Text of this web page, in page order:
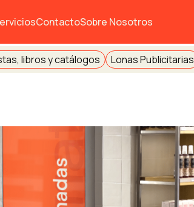
ContactoSobre Nosotros
libros y catálogos Lonas Publicitarias